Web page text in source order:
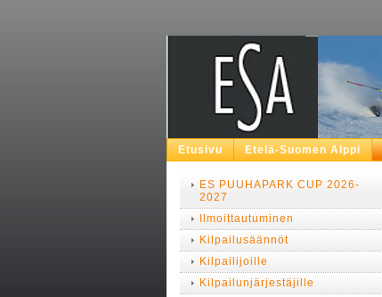
Etusivu Etelä-Suomen Alppi
ES PUUHAPARK CUP 2026-
2027
Ilmoittautuminen
Kilpailusäännöt
Kilpailijoille
Kilpailunjärjestäjille